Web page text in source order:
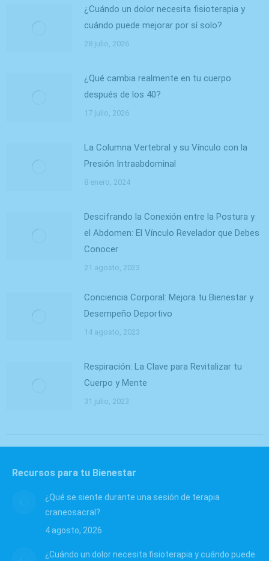
¿Cuándo un dolor necesita fisioterapia y
cuándo puede mejorar por sí solo?
28 julio, 2026
¿Qué cambia realmente en tu cuerpo
después de los 40?
17 julio, 2026
La Columna Vertebral y su Vínculo con la
Presión Intraabdominal
8 enero, 2024
Descifrando la Conexión entre la Postura y
el Abdomen: El Vínculo Revelador que Debes
Conocer
21 agosto, 2023
Conciencia Corporal: Mejora tu Bienestar y
Desempeño Deportivo
14 agosto, 2023
Respiración: La Clave para Revitalizar tu
Cuerpo y Mente
31 julio, 2023
Recursos para tu Bienestar
¿Qué se siente durante una sesión de terapia
craneosacral?
4 agosto, 2026
¿Cuándo un dolor necesita fisioterapia y cuándo puede